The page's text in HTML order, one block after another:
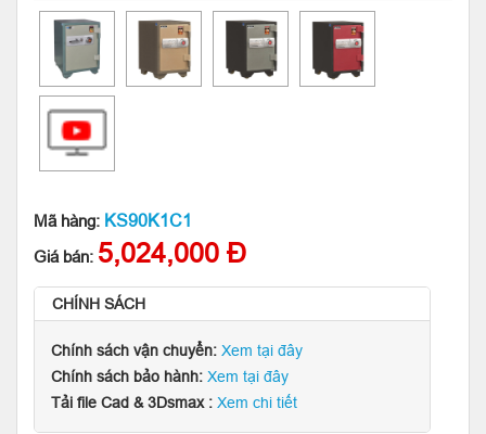
Mã hàng: KS90K1C1
Giá bán: 5,024,000 Đ
CHÍNH SÁCH
Chính sách vận chuyển: Xem tại đây
Chính sách bảo hành: Xem tại đây
Tải file Cad & 3Dsmax : Xem chi tiết